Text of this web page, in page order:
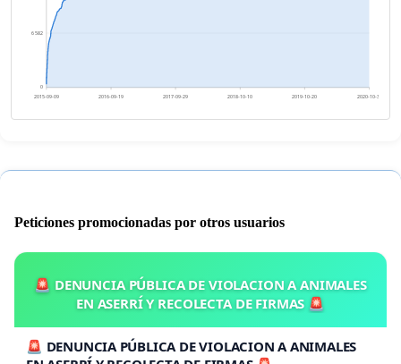
0
6 582
2015-09-09 2016-09-19 2017-09-29 2018-10-10 2019-10-20 2020-10-30
Peticiones promocionadas por otros usuarios
🚨 DENUNCIA PÚBLICA DE VIOLACION A ANIMALES
EN ASERRÍ Y RECOLECTA DE FIRMAS 🚨
🚨 DENUNCIA PÚBLICA DE VIOLACION A ANIMALES